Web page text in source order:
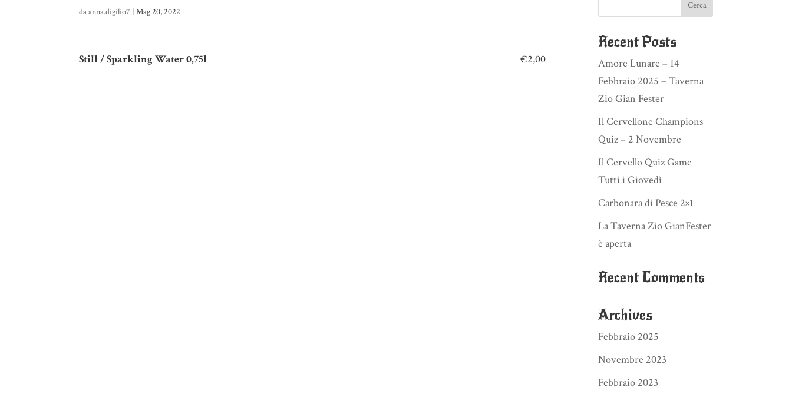
daanna.digilio7 |Mag 20, 2022
Still / Sparkling Water 0,75l €2,00
Recent Posts
Amore Lunare – 14
Febbraio 2025 – Taverna
Zio Gian Fester
Il Cervellone Champions
Quiz – 2 Novembre
Il Cervello Quiz Game
Tutti i Giovedì
Carbonara di Pesce 2×1
La Taverna Zio GianFester
è aperta
Recent Comments
Archives
Febbraio 2025
Novembre 2023
Febbraio 2023